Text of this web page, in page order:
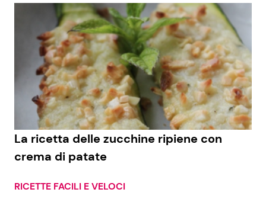
La ricetta delle zucchine ripiene con
crema di patate
RICETTE FACILI E VELOCI